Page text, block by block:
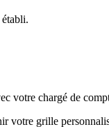
votre chargé de
votre grille